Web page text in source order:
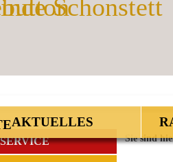
oderzur Startseitespringen.
AKTUELLES
Sie sind